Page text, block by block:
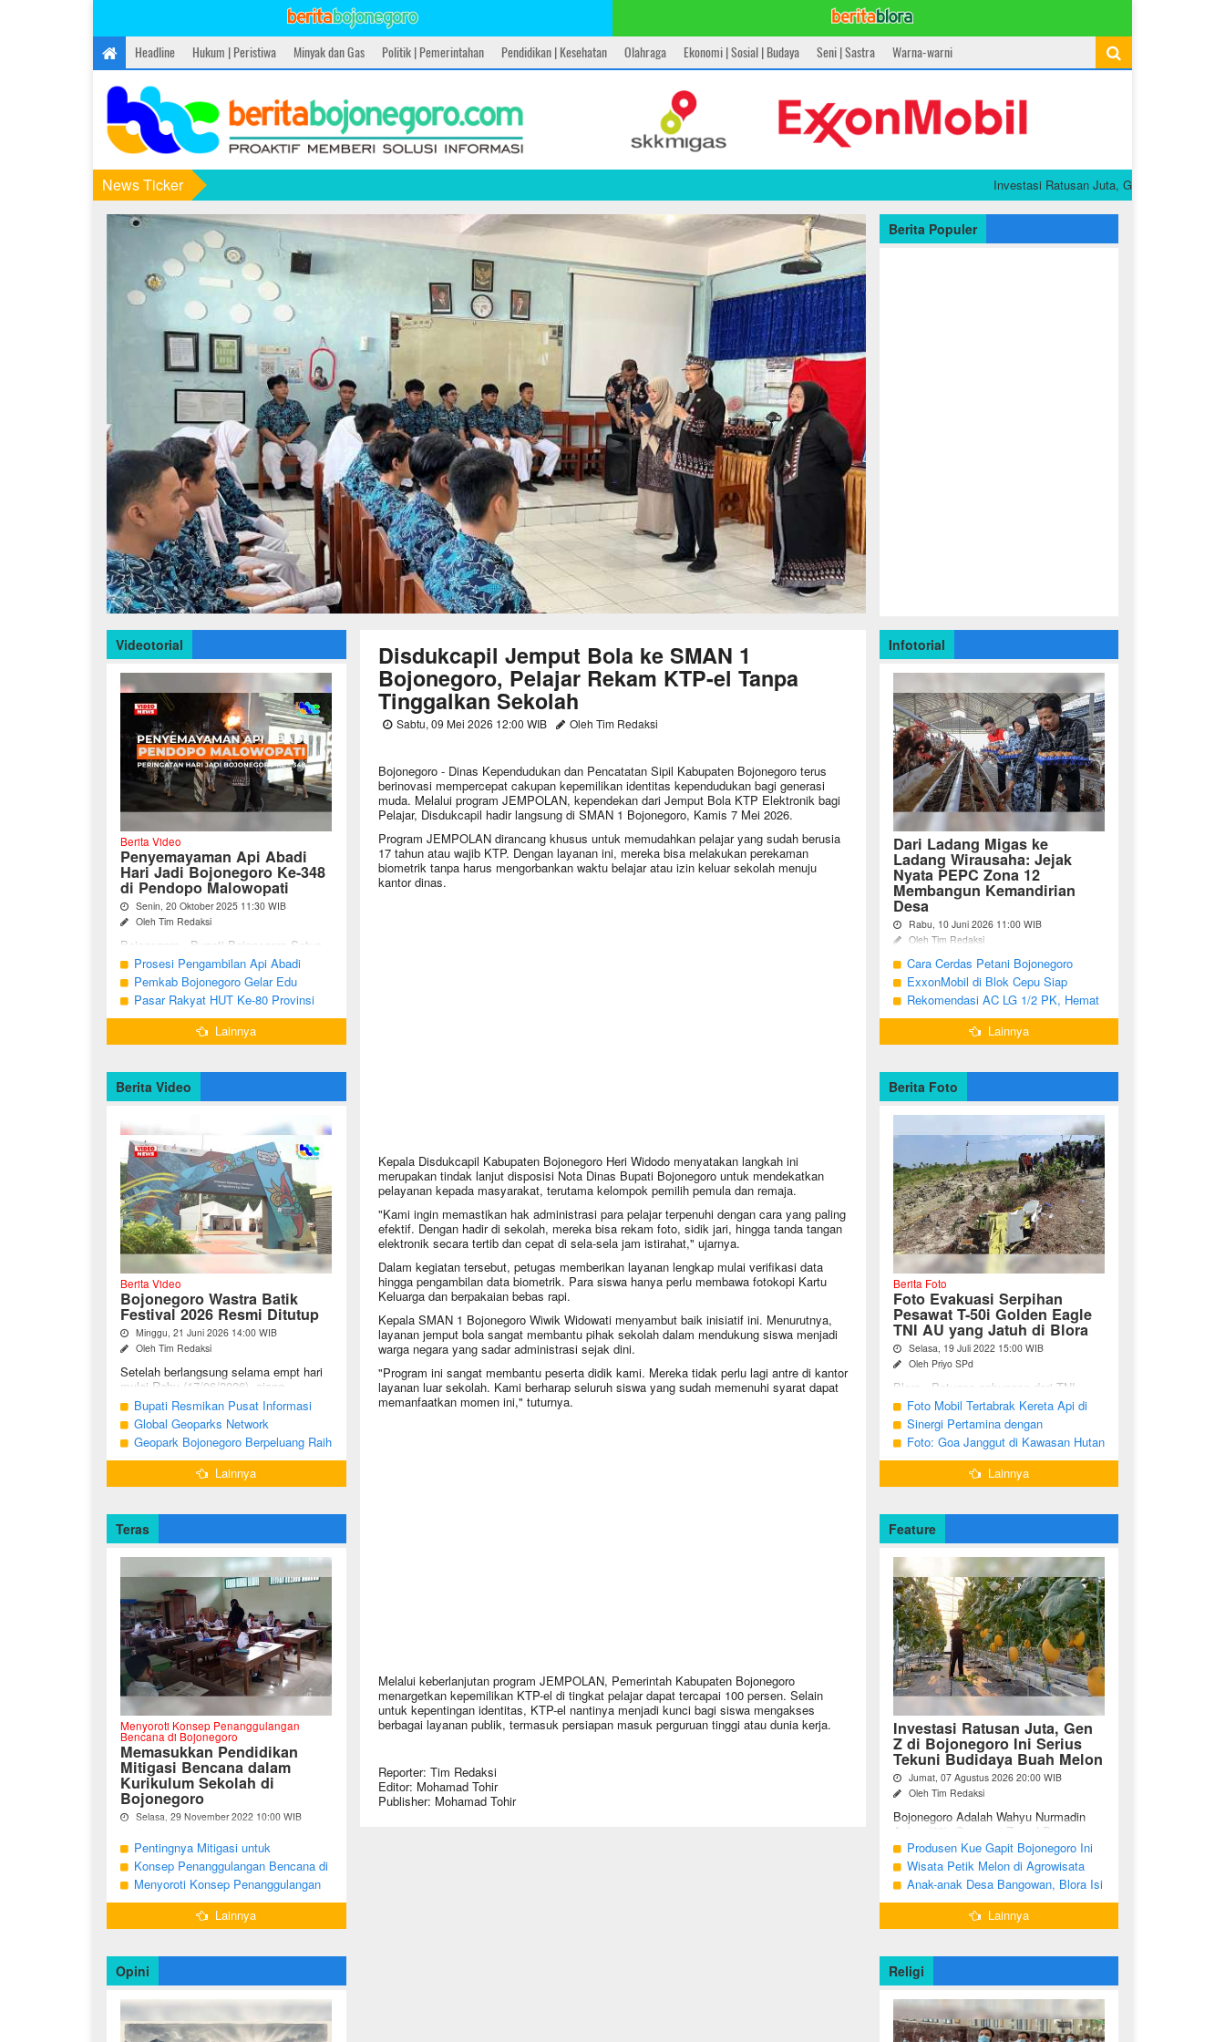
Headline Hukum | Peristiwa Minyak dan Gas Politik | Pemerintahan Pendidikan | Kesehatan Olahraga Ekonomi | Sosial | Budaya Seni | Sastra Warna-warni
News Ticker Investasi Ratusan Juta, Gen Z di Bojonegoro Ini
Berita Populer
Disdukcapil Jemput Bola ke SMAN 1
Bojonegoro, Pelajar Rekam KTP-el Tanpa
Tinggalkan Sekolah
Sabtu, 09 Mei 2026 12:00 WIB Oleh Tim Redaksi
Bojonegoro - Dinas Kependudukan dan Pencatatan Sipil Kabupaten Bojonegoro terus
berinovasi mempercepat cakupan kepemilikan identitas kependudukan bagi generasi
muda. Melalui program JEMPOLAN, kependekan dari Jemput Bola KTP Elektronik bagi
Pelajar, Disdukcapil hadir langsung di SMAN 1 Bojonegoro, Kamis 7 Mei 2026.
Program JEMPOLAN dirancang khusus untuk memudahkan pelajar yang sudah berusia
17 tahun atau wajib KTP. Dengan layanan ini, mereka bisa melakukan perekaman
biometrik tanpa harus mengorbankan waktu belajar atau izin keluar sekolah menuju
kantor dinas.
Kepala Disdukcapil Kabupaten Bojonegoro Heri Widodo menyatakan langkah ini
merupakan tindak lanjut disposisi Nota Dinas Bupati Bojonegoro untuk mendekatkan
pelayanan kepada masyarakat, terutama kelompok pemilih pemula dan remaja.
"Kami ingin memastikan hak administrasi para pelajar terpenuhi dengan cara yang paling
efektif. Dengan hadir di sekolah, mereka bisa rekam foto, sidik jari, hingga tanda tangan
elektronik secara tertib dan cepat di sela-sela jam istirahat," ujarnya.
Dalam kegiatan tersebut, petugas memberikan layanan lengkap mulai verifikasi data
hingga pengambilan data biometrik. Para siswa hanya perlu membawa fotokopi Kartu
Keluarga dan berpakaian bebas rapi.
Kepala SMAN 1 Bojonegoro Wiwik Widowati menyambut baik inisiatif ini. Menurutnya,
layanan jemput bola sangat membantu pihak sekolah dalam mendukung siswa menjadi
warga negara yang sadar administrasi sejak dini.
"Program ini sangat membantu peserta didik kami. Mereka tidak perlu lagi antre di kantor
layanan luar sekolah. Kami berharap seluruh siswa yang sudah memenuhi syarat dapat
memanfaatkan momen ini," tuturnya.
Melalui keberlanjutan program JEMPOLAN, Pemerintah Kabupaten Bojonegoro
menargetkan kepemilikan KTP-el di tingkat pelajar dapat tercapai 100 persen. Selain
untuk kepentingan identitas, KTP-el nantinya menjadi kunci bagi siswa mengakses
berbagai layanan publik, termasuk persiapan masuk perguruan tinggi atau dunia kerja.
Reporter: Tim Redaksi
Editor: Mohamad Tohir
Publisher: Mohamad Tohir
Videotorial
Berita Video
Penyemayaman Api Abadi
Hari Jadi Bojonegoro Ke-348
di Pendopo Malowopati
Senin, 20 Oktober 2025 11:30 WIB
Oleh Tim Redaksi
Bojonegoro - Bupati Bojonegoro Setyo
Wahono, didampingi Wakil Bupati Nurul
Azizah dan Ketua DPRD Abdulloh
Umar, bersama jajaran Forkopimda
Bojonegoro ...
Prosesi Pengambilan Api Abadi
Peringatan Hari Jadi Bojonegoro Ke-
348
Pemkab Bojonegoro Gelar Edu
Champ dan Coaching Clinic Seni
Reog dan Jaranan
Pasar Rakyat HUT Ke-80 Provinsi
Jawa Timur di Bojonegoro
Lainnya
Berita Video
Berita Video
Bojonegoro Wastra Batik
Festival 2026 Resmi Ditutup
Minggu, 21 Juni 2026 14:00 WIB
Oleh Tim Redaksi
Setelah berlangsung selama empt hari
mulai Rabu (17/06/2026), ajang
Bojonegoro Wastra Batik Festival
(BWBF) 2026 resmi ditutup oleh Ketua
Dekranasda ...
Bupati Resmikan Pusat Informasi
Geologi Geopark Bojonegoro
Global Geoparks Network
Association Kunjungi Sejumlah
Geosite di Bojonegoro
Geopark Bojonegoro Berpeluang Raih
UNESCO Global Geopark
Lainnya
Teras
Menyoroti Konsep Penanggulangan
Bencana di Bojonegoro
Memasukkan Pendidikan
Mitigasi Bencana dalam
Kurikulum Sekolah di
Bojonegoro
Selasa, 29 November 2022 10:00 WIB
"Berdasarkan Undang-undang Nomor 24
Tahun 2007, tentang Penanggulangan
Bencana, Pemerintah dan Pemerintah
Daerah menjadi penanggung jawab
dalam penyelenggaraan
penanggulangan bencana. ...
Pentingnya Mitigasi untuk
Mengurangi Risiko Bencana di
Bojonegoro
Konsep Penanggulangan Bencana di
Bojonegoro Masih Mengutamakan
Tanggap Darurat
Menyoroti Konsep Penanggulangan
Bencana di Kabupaten Bojonegoro
Lainnya
Opini
Infotorial
Dari Ladang Migas ke
Ladang Wirausaha: Jejak
Nyata PEPC Zona 12
Membangun Kemandirian
Desa
Rabu, 10 Juni 2026 11:00 WIB
Oleh Tim Redaksi
Bojonegoro - Berakhirnya fase
pengembangan Proyek Gas Jambaran-
Tiung Biru (JTB) pada 2021 menjadi
titik balik bagi ratusan pemuda Desa
Bandungrejo, ...
Cara Cerdas Petani Bojonegoro
Menguatkan Ekonomi Keluarga
ExxonMobil di Blok Cepu Siap
Hadapi Target Produksi 2026
Rekomendasi AC LG 1/2 PK, Hemat
Listrik dan Pendinginan Maksimal
Lainnya
Berita Foto
Berita Foto
Foto Evakuasi Serpihan
Pesawat T-50i Golden Eagle
TNI AU yang Jatuh di Blora
Selasa, 19 Juli 2022 15:00 WIB
Oleh Priyo SPd
Blora - Petugas gabungan dari TNI,
Polri, BPBD dan warga sekitar terus
melakukan pencarian terhadap serpihan
pesawat tempur T-50i Golden ...
Foto Mobil Tertabrak Kereta Api di
Kalitidu, Bojonegoro
Sinergi Pertamina dengan
Masyarakat Desa
Foto: Goa Janggut di Kawasan Hutan
Ngorogunung, Bubulan, Bojonegoro
Lainnya
Feature
Investasi Ratusan Juta, Gen
Z di Bojonegoro Ini Serius
Tekuni Budidaya Buah Melon
Jumat, 07 Agustus 2026 20:00 WIB
Oleh Tim Redaksi
Bojonegoro Adalah Wahyu Nurmadin
Azhar (23), Generasi Z asal Desa
Sumodikaran RT 004 RW 002,
Kecamatan Dander, Kabupaten
Bojonegoro, Jawa ...
Produsen Kue Gapit Bojonegoro Ini
Banjir Pesanan Hingga Puluhan Juta
di Bulan Ramadan
Wisata Petik Melon di Agrowisata
Girli Farm Blora, Tak Sampai 5 Hari
Sudah Ludes Terjual
Anak-anak Desa Bangowan, Blora Isi
Waktu Jelang Buka Puasa dengan
Latihan GamelanLainnya
Religi